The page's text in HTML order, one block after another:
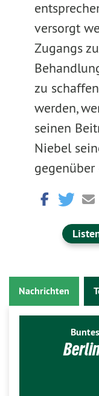
versorgt
Zugangs
zu
werden,
seinen
Niebel
gegenüber
Nachrichten